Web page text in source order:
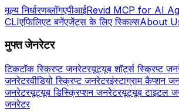
मूल्य निर्धारणब्लॉगएपीआईRevid MCP for AI
CLIएफिलिएट बनेंएजेंट्स के लिए स्किल्सAbout
मुफ्त जेनरेटर
टिकटॉक स्क्रिप्ट जनरेटरयूट्यूब शॉर्ट्स स्क्रिप्ट
जनरेटरवीडियो स्क्रिप्ट जनरेटरइंस्टाग्राम कैप्शन
जनरेटरयूट्यूब डिस्क्रिप्शन जनरेटरयूट्यूब टाइटल
जनरेटर